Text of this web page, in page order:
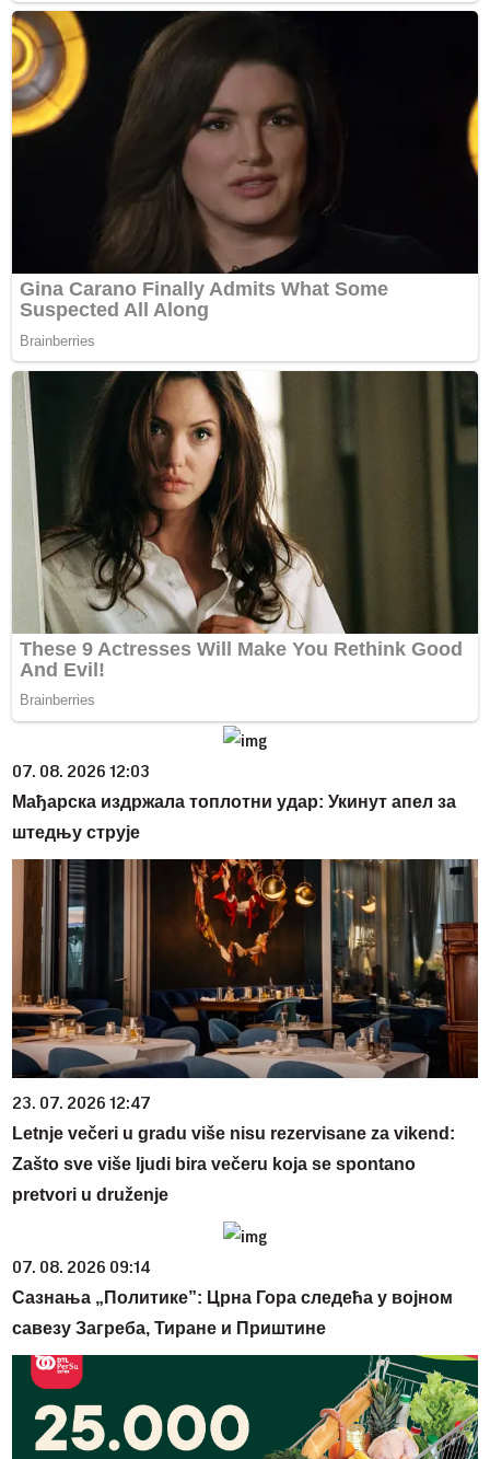
07. 08. 2026 12:03
Мађарска издржала топлотни удар: Укинут апел за
штедњу струје
23. 07. 2026 12:47
Letnje večeri u gradu više nisu rezervisane za vikend:
Zašto sve više ljudi bira večeru koja se spontano
pretvori u druženje
07. 08. 2026 09:14
Сазнања „Политике”: Црна Гора следећа у војном
савезу Загреба, Тиране и Приштине